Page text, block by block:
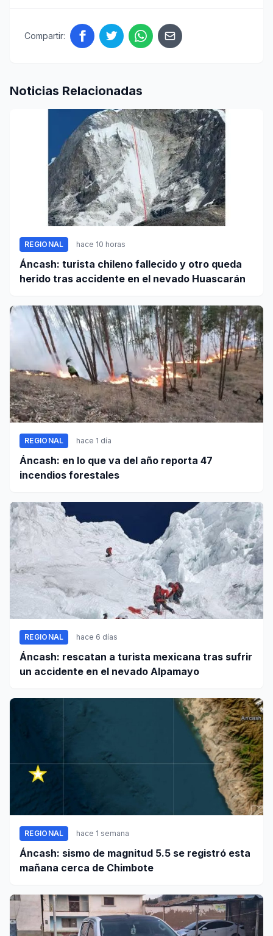
Compartir:
Noticias Relacionadas
REGIONAL hace 10 horas
Áncash: turista chileno fallecido y otro queda
herido tras accidente en el nevado Huascarán
REGIONAL hace 1 día
Áncash: en lo que va del año reporta 47
incendios forestales
REGIONAL hace 6 días
Áncash: rescatan a turista mexicana tras sufrir
un accidente en el nevado Alpamayo
REGIONAL hace 1 semana
Áncash: sismo de magnitud 5.5 se registró esta
mañana cerca de Chimbote